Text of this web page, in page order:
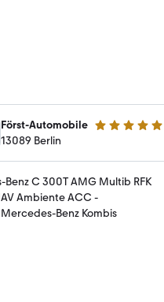
Först-Automobile 4.9 Sterne
13089 Berlin